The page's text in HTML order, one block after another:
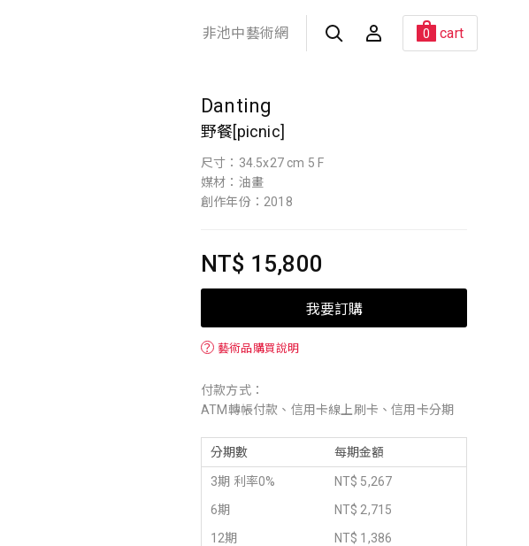
非池中藝術網 0 cart
Danting
野餐[picnic]
尺寸：34.5x27 cm 5 F
媒材：油畫
創作年份：2018
NT$ 15,800
我要訂購
？ 藝術品購買說明
付款方式：
ATM轉帳付款、信用卡線上刷卡、信用卡分期
分期數 每期金額
3期 利率0%
NT$ 5,267
6期
NT$ 2,715
12期
NT$ 1,386